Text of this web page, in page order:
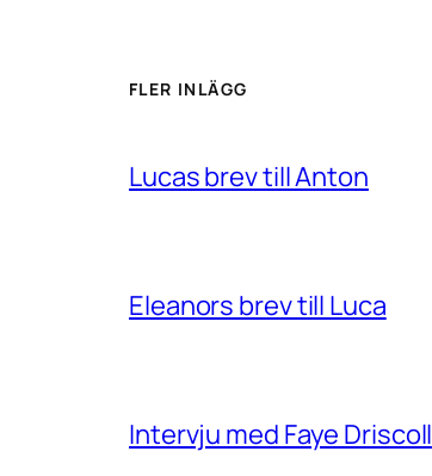
FLER INLÄGG
Lucas brev till Anton
Eleanors brev till Luca
Intervju med Faye Driscoll